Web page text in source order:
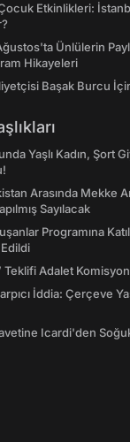
Etkinlikleri:
Ünlülerin
Hikayeleri
Başak Burcu
Yaşlı Kadın, Şort
Arasında Mekke
Sayılacak
Programına
Edildi
Teklifi Adalet
İddia: Çerçeve
Icardi'den